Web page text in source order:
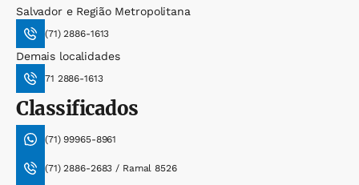
Salvador e Região Metropolitana
(71) 2886-1613
Demais localidades
71 2886-1613
Classificados
(71) 99965-8961
(71) 2886-2683 / Ramal 8526